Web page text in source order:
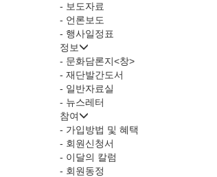
- 보도자료
- 언론보도
- 행사일정표
정보
- 문화담론지<창>
- 재단발간도서
- 일반자료실
- 뉴스레터
참여
- 가입방법 및 혜택
- 회원신청서
- 이달의 칼럼
- 회원동정